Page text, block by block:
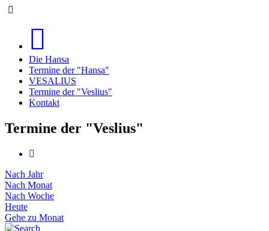
Die Hansa
Termine der "Hansa"
VESALIUS
Termine der "Veslius"
Kontakt
Termine der "Veslius"
Nach Jahr
Nach Monat
Nach Woche
Heute
Gehe zu Monat